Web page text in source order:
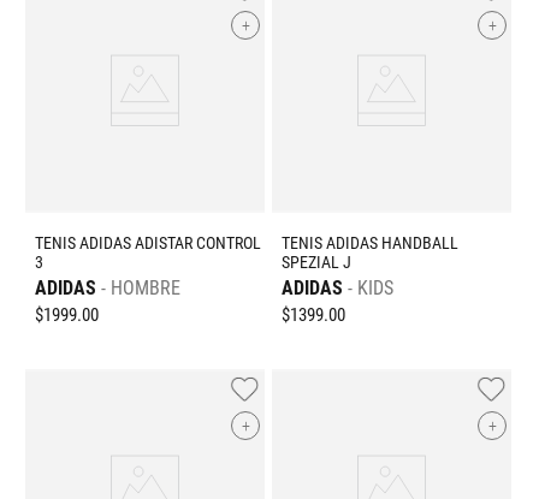
+
TENIS ADIDAS ADISTAR CONTROL
3
ADIDAS HOMBRE
$1999.00
+
TENIS ADIDAS HANDBALL
SPEZIAL J
ADIDAS KIDS
$1399.00
+ +